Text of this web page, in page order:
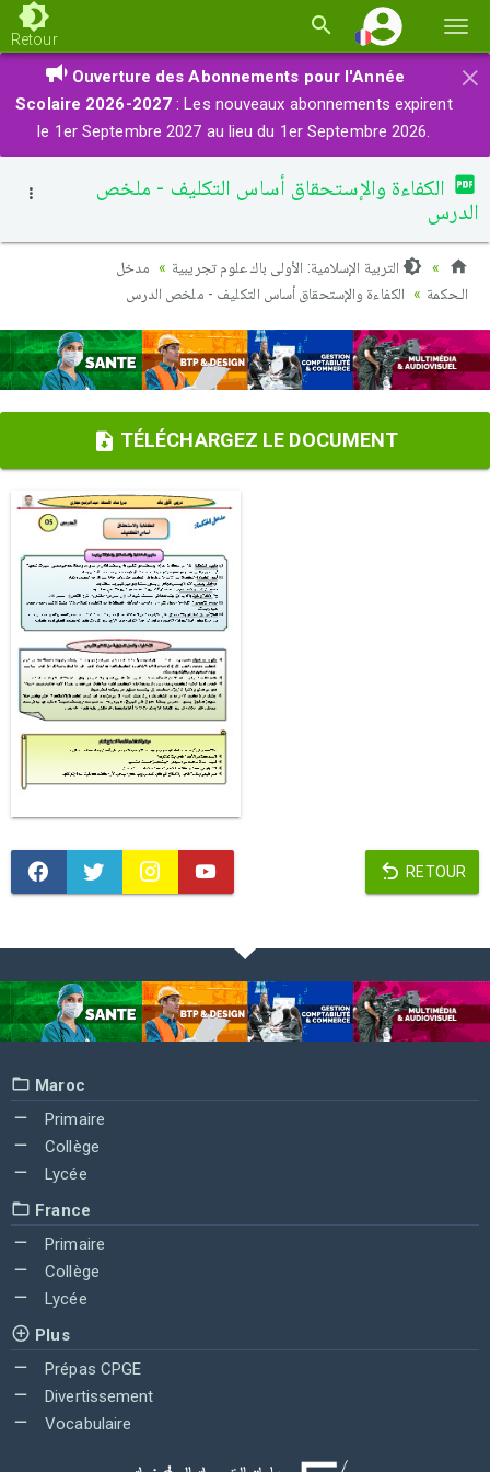
la
Retour
×
Ouverture des Abonnements pour l'Année
Scolaire 2026-2027 : Les nouveaux abonnements expirent
le 1er Septembre 2027 au lieu du 1er Septembre 2026.
الكفاءة والإستحقاق أساس التكليف - ملخص
الدرس
التربية الإسلامية: الأولى باك علوم تجريبية
مدخل
الـحكمة
الكفاءة والإستحقاق أساس التكليف - ملخص الدرس
TÉLÉCHARGEZ LE DOCUMENT
RETOUR
Maroc
Primaire
Collège
Lycée
France
Primaire
Collège
Lycée
Plus
Prépas CPGE
Divertissement
Vocabulaire